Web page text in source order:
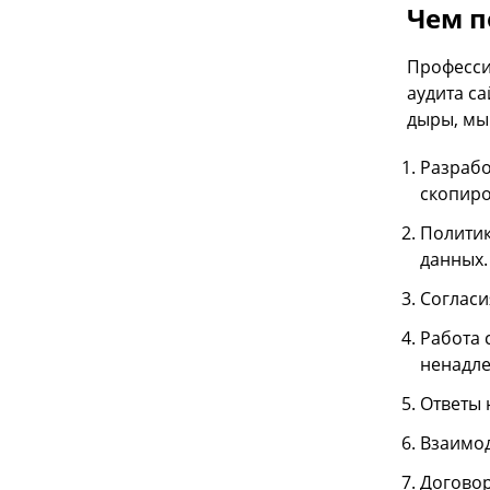
Чем
аудита
дыры, мы
данных.
Работа
Ответы